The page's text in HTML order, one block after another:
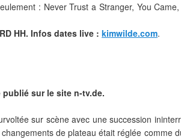
: Never Trust a Stranger, You
HH. Infos dates live : kimwilde.com.
sur le site n-tv.de.
sur scène avec une succession
de plateau était réglée comme